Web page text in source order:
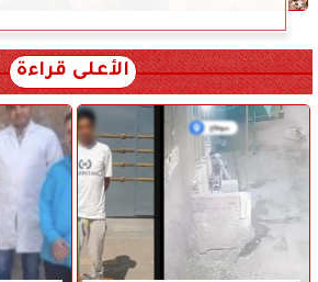
الأعلى قراءة